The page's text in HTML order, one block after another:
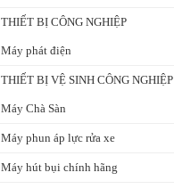
THIẾT BỊ CÔNG NGHIỆP
Máy phát điện
THIẾT BỊ VỆ SINH CÔNG NGHIỆP
Máy Chà Sàn
Máy phun áp lực rửa xe
Máy hút bụi chính hãng